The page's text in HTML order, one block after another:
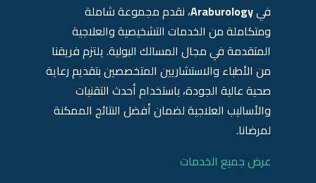
فيAraburology، نقدم مجموعة شاملة
ومتكاملة من الخدمات التشخيصية والعلاجية
المتقدمة في مجال المسالك البولية. يلتزم فريقنا
من الأطباء والاستشاريين المتخصصين بتقديم رعاية
صحية عالية الجودة، باستخدام أحدث التقنيات
والأساليب العلاجية لضمان أفضل النتائج الممكنة
لمرضانا.
عرض جميع الخدمات